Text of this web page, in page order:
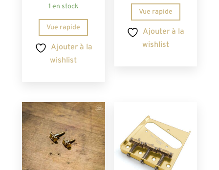
1 en stock
Vue rapide
Ajouter à la
wishlist
Vue rapide
Ajouter à la
wishlist